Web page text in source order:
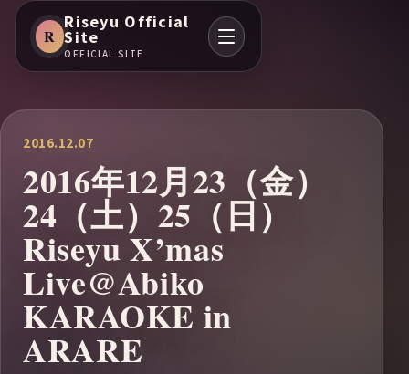
R
Riseyu Official
Site
OFFICIAL SITE
2016.12.07
2016年12月23（金）
24（土）25（日）
Riseyu X’mas
Live@Abiko
KARAOKE in
ARARE